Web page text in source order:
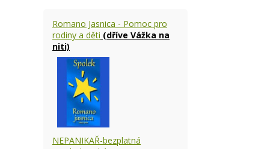
Romano Jasnica - Pomoc pro
rodiny a děti (dříve Vážka na
niti)
NEPANIKAŘ-bezplatná